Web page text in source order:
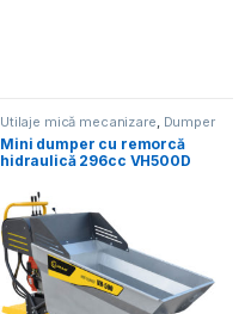
Utilaje mică mecanizare, Dumper
Mini dumper cu remorcă
hidraulică 296cc VH500D